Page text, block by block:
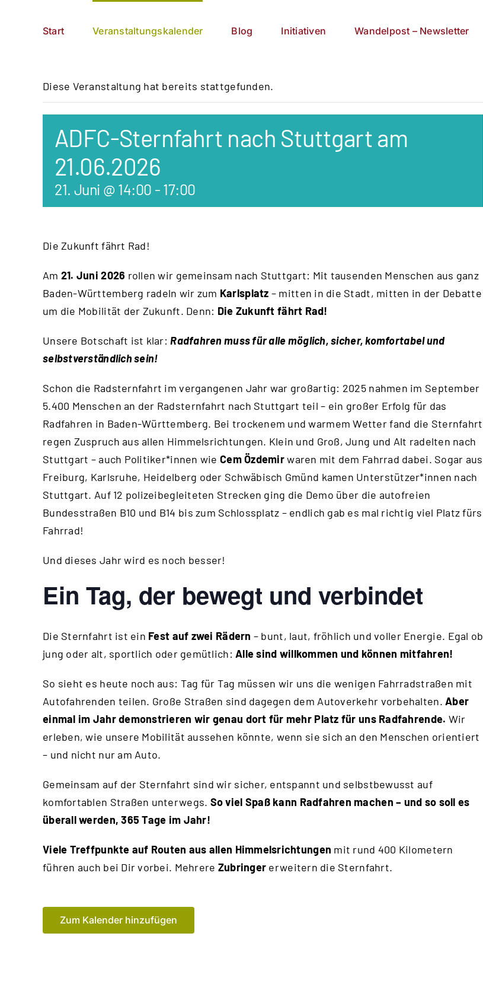
Start Veranstaltungskalender Blog Initiativen Wandelpost – Newsletter
Diese Veranstaltung hat bereits stattgefunden.
ADFC-Sternfahrt nach Stuttgart am
21.06.2026
21. Juni @ 14:00 - 17:00
Die Zukunft fährt Rad!
Am 21. Juni 2026 rollen wir gemeinsam nach Stuttgart: Mit tausenden Menschen aus ganz
Baden-Württemberg radeln wir zum Karlsplatz – mitten in die Stadt, mitten in der Debatte
um die Mobilität der Zukunft. Denn: Die Zukunft fährt Rad!
Unsere Botschaft ist klar:Radfahren muss für alle möglich, sicher, komfortabel und
selbstverständlich sein!
Schon die Radsternfahrt im vergangenen Jahr war großartig: 2025 nahmen im September
5.400 Menschen an der Radsternfahrt nach Stuttgart teil – ein großer Erfolg für das
Radfahren in Baden-Württemberg. Bei trockenem und warmem Wetter fand die Sternfahrt
regen Zuspruch aus allen Himmelsrichtungen. Klein und Groß, Jung und Alt radelten nach
Stuttgart – auch Politiker*innen wie Cem Özdemirwaren mit dem Fahrrad dabei. Sogar aus
Freiburg, Karlsruhe, Heidelberg oder Schwäbisch Gmünd kamen Unterstützer*innen nach
Stuttgart. Auf 12 polizeibegleiteten Strecken ging die Demo über die autofreien
Bundesstraßen B10 und B14 bis zum Schlossplatz – endlich gab es mal richtig viel Platz fürs
Fahrrad!
Und dieses Jahr wird es noch besser!
Ein Tag, der bewegt und verbindet
Die Sternfahrt ist ein Fest auf zwei Rädern – bunt, laut, fröhlich und voller Energie. Egal ob
jung oder alt, sportlich oder gemütlich:Alle sind willkommen und können mitfahren!
So sieht es heute noch aus: Tag für Tag müssen wir uns die wenigen Fahrradstraßen mit
Autofahrenden teilen. Große Straßen sind dagegen dem Autoverkehr vorbehalten. Aber
einmal im Jahr demonstrieren wir genau dort für mehr Platz für uns Radfahrende. Wir
erleben, wie unsere Mobilität aussehen könnte, wenn sie sich an den Menschen orientiert
– und nicht nur am Auto.
Gemeinsam auf der Sternfahrt sind wir sicher, entspannt und selbstbewusst auf
komfortablen Straßen unterwegs. So viel Spaß kann Radfahren machen – und so soll es
überall werden, 365 Tage im Jahr!
Viele Treffpunkte auf Routen aus allen Himmelsrichtungen mit rund 400 Kilometern
führen auch bei Dir vorbei. Mehrere Zubringer erweitern die Sternfahrt.
Zum Kalender hinzufügen